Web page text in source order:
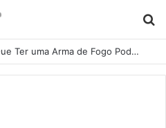
Nunca Diga Nunca: Por Que Ter uma Arma de Fogo Pode se Tornar uma Necessidade em Diferentes Momentos da Vida